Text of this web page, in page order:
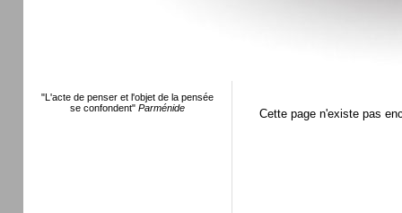
"L'acte de penser et l'objet de la pensée
se confondent" Parménide Cette page n'existe pas